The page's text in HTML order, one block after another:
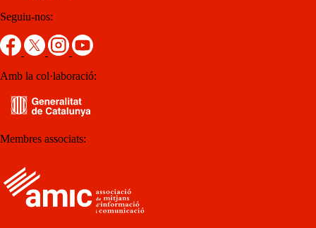
Seguiu-nos:
Amb la col·laboració:
Membres associats: